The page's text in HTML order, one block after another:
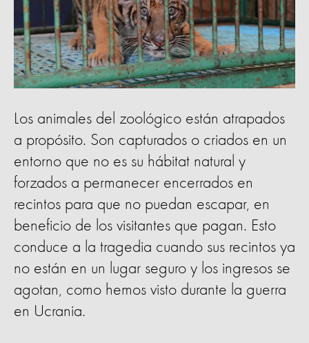
Los animales del zoológico están atrapados
a propósito. Son capturados o criados en un
entorno que no es su hábitat natural y
forzados a permanecer encerrados en
recintos para que no puedan escapar, en
beneficio de los visitantes que pagan. Esto
conduce a la tragedia cuando sus recintos ya
no están en un lugar seguro y los ingresos se
agotan, como hemos visto durante la guerra
en Ucrania.